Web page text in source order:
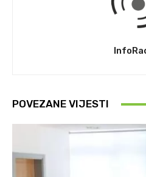
POVEZANE VIJESTI